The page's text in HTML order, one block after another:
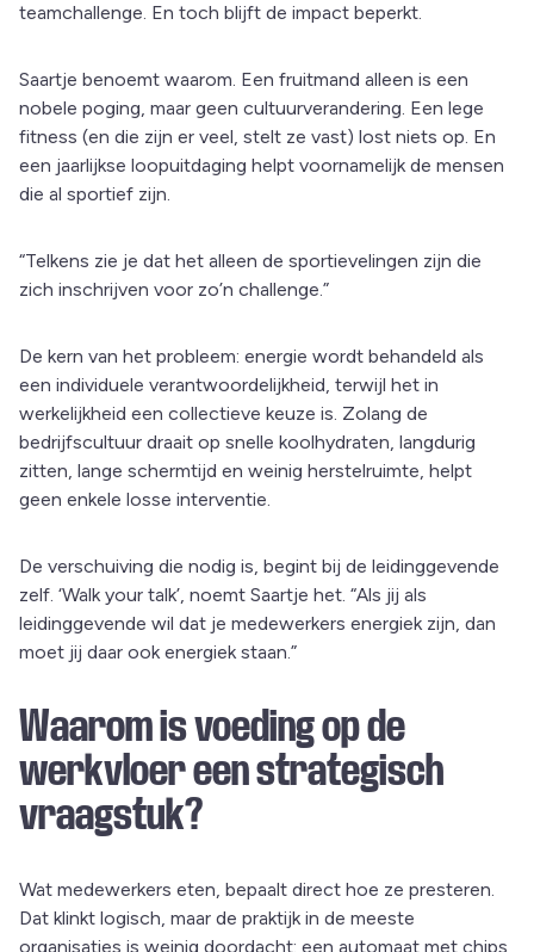
teamchallenge. En toch blijft de impact beperkt.
Saartje benoemt waarom. Een fruitmand alleen is een
nobele poging, maar geen cultuurverandering. Een lege
fitness (en die zijn er veel, stelt ze vast) lost niets op. En
een jaarlijkse loopuitdaging helpt voornamelijk de mensen
die al sportief zijn.
“Telkens zie je dat het alleen de sportievelingen zijn die
zich inschrijven voor zo’n challenge.”
De kern van het probleem: energie wordt behandeld als
een individuele verantwoordelijkheid, terwijl het in
werkelijkheid een collectieve keuze is. Zolang de
bedrijfscultuur draait op snelle koolhydraten, langdurig
zitten, lange schermtijd en weinig herstelruimte, helpt
geen enkele losse interventie.
De verschuiving die nodig is, begint bij de leidinggevende
zelf. ‘Walk your talk’, noemt Saartje het. “Als jij als
leidinggevende wil dat je medewerkers energiek zijn, dan
moet jij daar ook energiek staan.”
Waarom is voeding op de
werkvloer een strategisch
vraagstuk?
Wat medewerkers eten, bepaalt direct hoe ze presteren.
Dat klinkt logisch, maar de praktijk in de meeste
organisaties is weinig doordacht: een automaat met chips